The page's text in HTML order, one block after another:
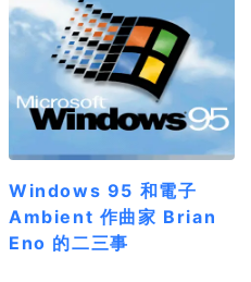
Windows 95 和電子
Ambient 作曲家 Brian
Eno 的二三事